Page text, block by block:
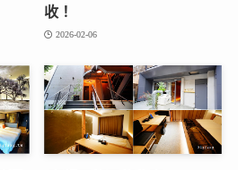
收！
2026-02-06